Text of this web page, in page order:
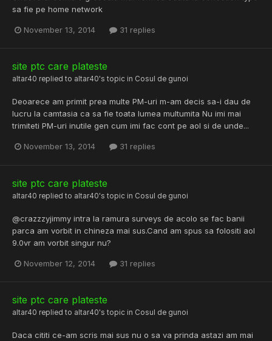
sa fie pe home network
November 13, 2014 31 replies
site ptc care plateste
altar40 replied to altar40's topic in Cosul de gunoi
Deoarece am primit prea multe PM-uri m-am decis sa-i dau de
lucru la camtasia ca sa fie toata lumea multumita Nu imi mai
trimiteti PM-uri inutile gen cum imi fac cont pe aol si de unde...
November 13, 2014 31 replies
site ptc care plateste
altar40 replied to altar40's topic in Cosul de gunoi
@crazzzyjimmy intra la ramura surveys de acolo se fac banii
parca am vorbit in chineza mai sus.Cand am spus sa folositi aol
9.0vr am vorbit singur nu?
November 12, 2014 31 replies
site ptc care plateste
altar40 replied to altar40's topic in Cosul de gunoi
Daca cititi ce-am scris mai sus nu o sa va prinda astazi am mai